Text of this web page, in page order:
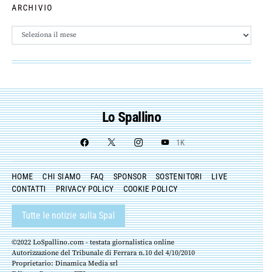
ARCHIVIO
Archivio
Lo Spallino
1K
HOME CHI SIAMO FAQ SPONSOR SOSTENITORI
LIVE
CONTATTI
PRIVACY POLICY COOKIE POLICY
Tutte le notizie sulla Spal
©2022 LoSpallino.com - testata giornalistica online
Autorizzazione del Tribunale di Ferrara n.10 del 4/10/2010
Proprietario: Dinamica Media srl